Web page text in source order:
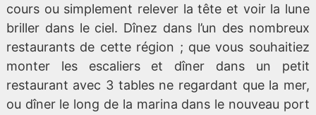
cours ou simplement relever la tête et voir la lune
briller dans le ciel. Dînez dans l’un des nombreux
restaurants de cette région ; que vous souhaitiez
monter les escaliers et dîner dans un petit
restaurant avec 3 tables ne regardant que la mer,
ou dîner le long de la marina dans le nouveau port